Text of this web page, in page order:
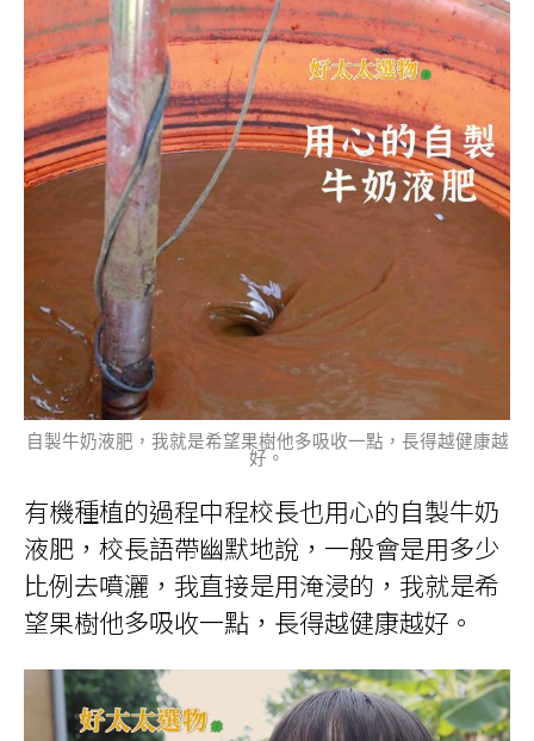
自製牛奶液肥，我就是希望果樹他多吸收一點，長得越健康越
好。
有機種植的過程中程校長也用心的自製牛奶
液肥，校長語帶幽默地說，一般會是用多少
比例去噴灑，我直接是用淹浸的，我就是希
望果樹他多吸收一點，長得越健康越好。